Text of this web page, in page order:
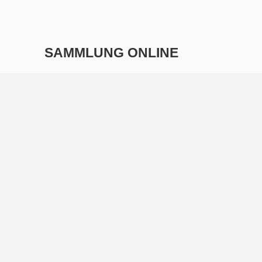
SAMMLUNG ONLINE